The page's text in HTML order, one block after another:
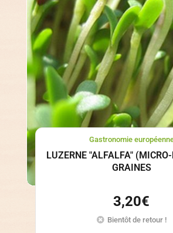
Gastronomie
LUZERNE "ALFALFA"
GRAINES
3,20€
Bientôt de retour !